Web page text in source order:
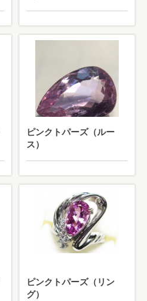
ピンクトパーズ（ルー
ス）
ピンクトパーズ（リン
グ）